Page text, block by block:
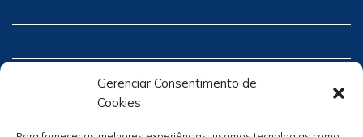
Gerenciar Consentimento de
Cookies